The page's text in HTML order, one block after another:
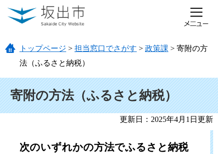
ページの先頭です。
メニューを飛ばして本文へ
トップページ > 担当窓口でさがす > 政策課 > 寄附の方
法（ふるさと納税）
寄附の方法（ふるさと納税）
更新日：2025年4月1日更新
次のいずれかの方法でふるさと納税